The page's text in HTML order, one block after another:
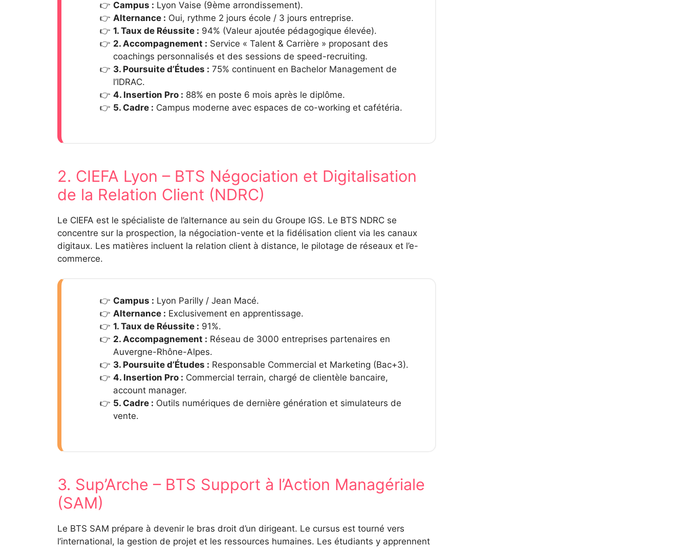
Campus : Lyon Vaise (9ème arrondissement).
Alternance : Oui, rythme 2 jours école / 3 jours entreprise.
1. Taux de Réussite : 94% (Valeur ajoutée pédagogique élevée).
2. Accompagnement : Service « Talent & Carrière » proposant des
coachings personnalisés et des sessions de speed-recruiting.
3. Poursuite d’Études : 75% continuent en Bachelor Management de
l’IDRAC.
4. Insertion Pro : 88% en poste 6 mois après le diplôme.
5. Cadre : Campus moderne avec espaces de co-working et cafétéria.
2. CIEFA Lyon – BTS Négociation et Digitalisation
de la Relation Client (NDRC)
Le CIEFA est le spécialiste de l’alternance au sein du Groupe IGS. Le BTS NDRC se
concentre sur la prospection, la négociation-vente et la fidélisation client via les canaux
digitaux. Les matières incluent la relation client à distance, le pilotage de réseaux et l’e-
commerce.
Campus : Lyon Parilly / Jean Macé.
Alternance : Exclusivement en apprentissage.
1. Taux de Réussite : 91%.
2. Accompagnement : Réseau de 3000 entreprises partenaires en
Auvergne-Rhône-Alpes.
3. Poursuite d’Études : Responsable Commercial et Marketing (Bac+3).
4. Insertion Pro : Commercial terrain, chargé de clientèle bancaire,
account manager.
5. Cadre : Outils numériques de dernière génération et simulateurs de
vente.
3. Sup’Arche – BTS Support à l’Action Managériale
(SAM)
Le BTS SAM prépare à devenir le bras droit d’un dirigeant. Le cursus est tourné vers
l’international, la gestion de projet et les ressources humaines. Les étudiants y apprennent